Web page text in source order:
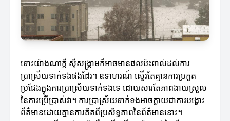
ទោះយ៉ាងណាក្តី ស៊ីសង្រ្គាមក៏អាចមានផលប៉ះពាល់ដល់ការ
ប្រាស្រ័យទាក់ទងផងដែរ។ ឧទាហរណ៍ ស្ទើរតែគ្មានការប្រកួត
ប្រជែងក្នុងការប្រាស្រ័យទាក់ទងទេ ដោយសារតែភាពងាយស្រួល
នៃការប្រើប្រាស់វា។ ការប្រាស្រ័យទាក់ទងអាចក្លាយជាការបង្ហោះ
ព័ត៌មានដោយគ្មានការគិតពីប្រសិទ្ធភាពនៃព័ត៌មាននោះ។